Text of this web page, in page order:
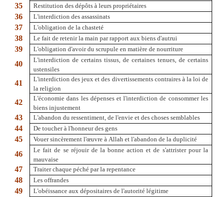
35 Restitution des dépôts à leurs propriétaires
36 L'interdiction des assassinats
37 L'obligation de la chasteté
38 Le fait de retenir la main par rapport aux biens d'autrui
39 L'obligation d'avoir du scrupule en matière de nourriture
40
L'interdiction de certains tissus, de certaines tenues, de certains
ustensiles
41
L'interdiction des jeux et des divertissements contraires à la loi de
la religion
42
L'économie dans les dépenses et l'interdiction de consommer les
biens injustement
43 L'abandon du ressentiment, de l'envie et des choses semblables
44 De toucher à l'honneur des gens
45 Vouer sincèrement l'œuvre à Allah et l'abandon de la duplicité
46
Le fait de se réjouir de la bonne action et de s'attrister pour la
mauvaise
47 Traiter chaque péché par la repentance
48 Les offrandes
49 L'obéissance aux dépositaires de l'autorité légitime